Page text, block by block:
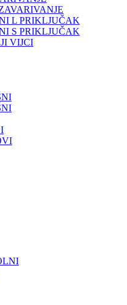
L PRIKLJUČAK
S PRIKLJUČAK
VIJCI